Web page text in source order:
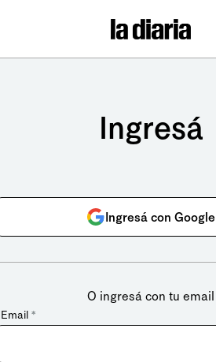
Ingresá
Ingresá con Google
O ingresá con tu email
Email *